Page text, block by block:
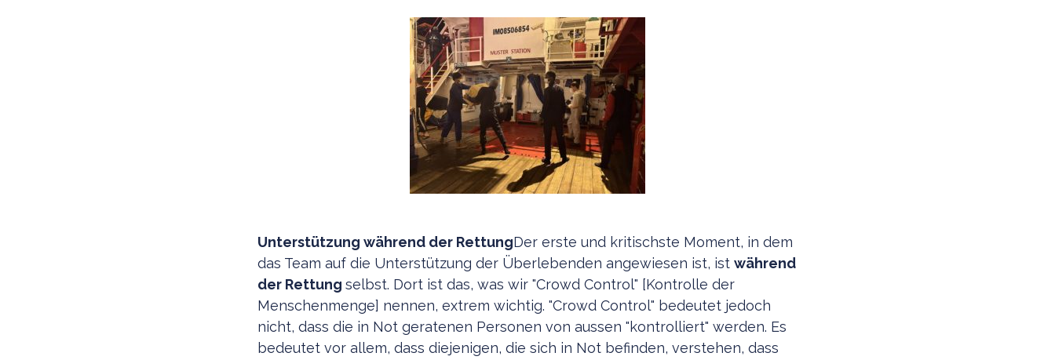
Unterstützung während der RettungDer erste und kritischste Moment, in dem
das Team auf die Unterstützung der Überlebenden angewiesen ist, ist während
der Rettung selbst. Dort ist das, was wir "Crowd Control" [Kontrolle der
Menschenmenge] nennen, extrem wichtig. "Crowd Control" bedeutet jedoch
nicht, dass die in Not geratenen Personen von aussen "kontrolliert" werden. Es
bedeutet vor allem, dass diejenigen, die sich in Not befinden, verstehen, dass